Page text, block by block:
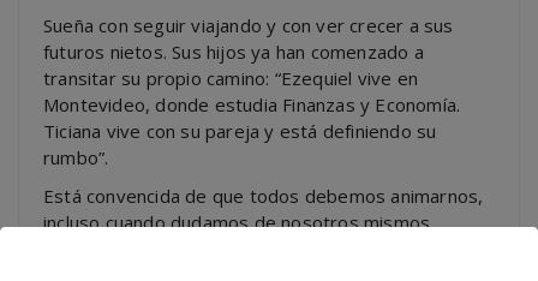
Sueña con seguir viajando y con ver crecer a sus
futuros nietos. Sus hijos ya han comenzado a
transitar su propio camino: “Ezequiel vive en
Montevideo, donde estudia Finanzas y Economía.
Ticiana vive con su pareja y está definiendo su
rumbo”.
Está convencida de que todos debemos animarnos,
incluso cuando dudamos de nosotros mismos.